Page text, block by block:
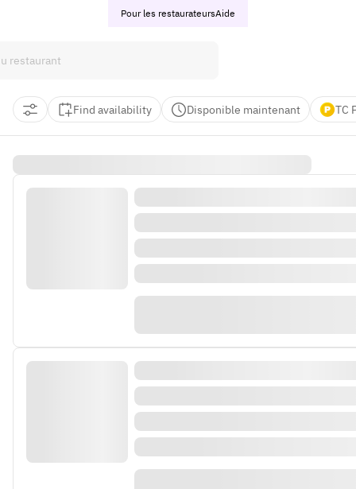
Pour les restaurateursAide
Find availability Disponible maintenant TC